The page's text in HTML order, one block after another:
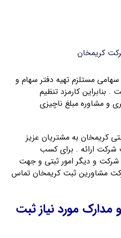
کریمخان
مستلزم تهیه دفتر سهام و
بنابراین کارمزد تنظیم
و مشاوره مبلغ ناچیزی
کریمخان به مشتریان عزیز
ارائه . برای کسب
شرکت و دیگر امور ثبتی و جهت
مشاورین ثبت کریمخان تماس
مورد نیاز ثبت